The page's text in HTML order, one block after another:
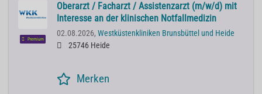
Premium
Oberarzt / Facharzt / Assistenzarzt (m/w/d) mit
Interesse an der klinischen Notfallmedizin
02.08.2026, Westküstenkliniken Brunsbüttel und Heide
25746 Heide
Merken